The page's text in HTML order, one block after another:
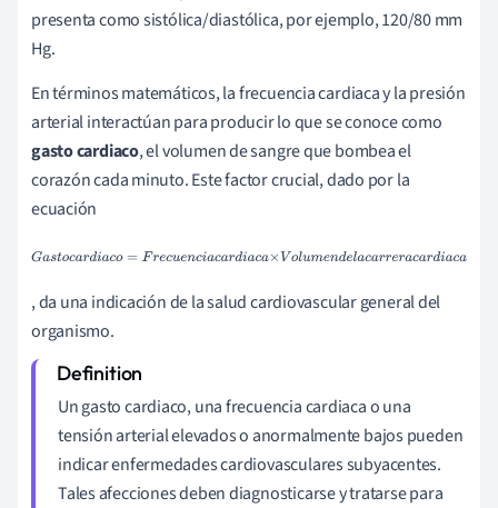
presenta como sistólica/diastólica, por ejemplo, 120/80 mm
Hg.
En términos matemáticos, la frecuencia cardiaca y la presión
arterial interactúan para producir lo que se conoce como
gasto cardiaco, el volumen de sangre que bombea el
corazón cada minuto. Este factor crucial, dado por la
ecuación
Gastocardiaco=Frecuenciacardiaca×Volumendelacarreracar
, da una indicación de la salud cardiovascular general del
organismo.
Un gasto cardiaco, una frecuencia cardiaca o una
tensión arterial elevados o anormalmente bajos pueden
indicar enfermedades cardiovasculares subyacentes.
Tales afecciones deben diagnosticarse y tratarse para